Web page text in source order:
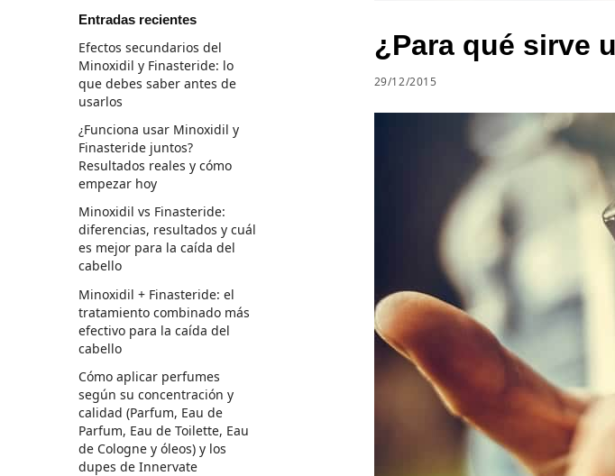
¿Para qué sirve
29/12/2015
Entradas recientes
Efectos secundarios del
Minoxidil y Finasteride: lo
que debes saber antes de
usarlos
¿Funciona usar Minoxidil y
Finasteride juntos?
Resultados reales y cómo
empezar hoy
Minoxidil vs Finasteride:
diferencias, resultados y cuál
es mejor para la caída del
cabello
Minoxidil + Finasteride: el
tratamiento combinado más
efectivo para la caída del
cabello
Cómo aplicar perfumes
según su concentración y
calidad (Parfum, Eau de
Parfum, Eau de Toilette, Eau
de Cologne y óleos) y los
dupes de Innervate